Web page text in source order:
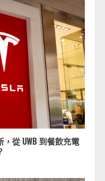
從 UWB 到餐飲充電